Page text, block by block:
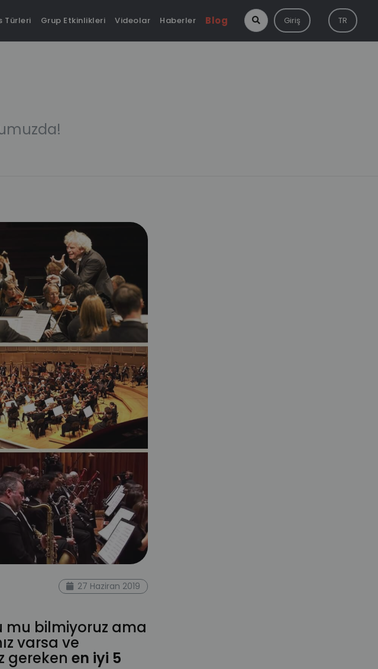
Türleri Grup Etkinlikleri Videolar Haberler Blog Giriş TR
27 Haziran 2019
mu bilmiyoruz ama
varsa ve
gereken en iyi 5